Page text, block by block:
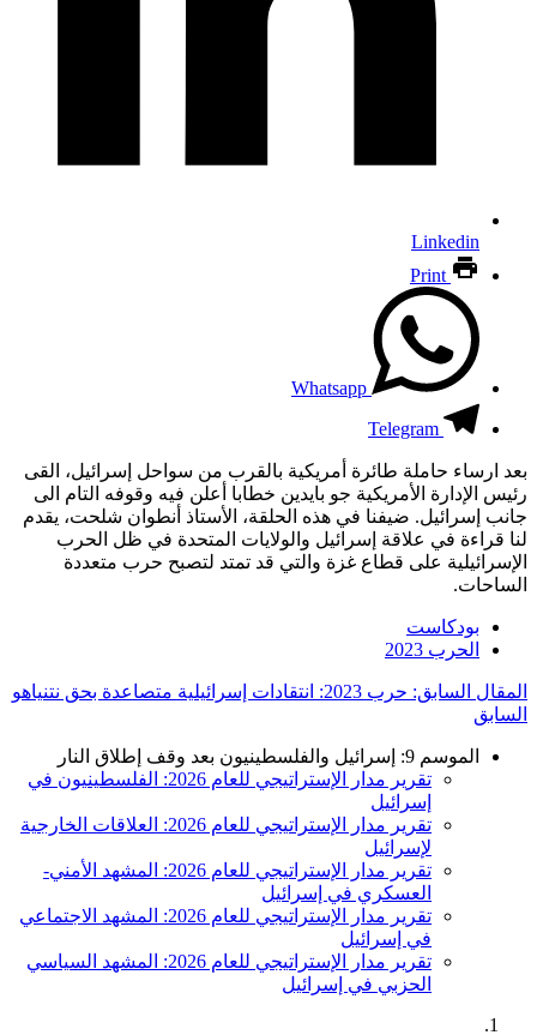
Linkedin
Print
Whatsapp
Telegram
بعد ارساء حاملة طائرة أمريكية بالقرب من سواحل إسرائيل، القى
رئيس الإدارة الأمريكية جو بايدين خطابا أعلن فيه وقوفه التام الى
جانب إسرائيل. ضيفنا في هذه الحلقة، الأستاذ أنطوان شلحت، يقدم
لنا قراءة في علاقة إسرائيل والولايات المتحدة في ظل الحرب
الإسرائيلية على قطاع غزة والتي قد تمتد لتصبح حرب متعددة
الساحات.
بودكاست
الحرب 2023
المقال السابق: حرب 2023: انتقادات إسرائيلية متصاعدة بحق نتنياهو
السابق
الموسم 9: إسرائيل والفلسطينيون بعد وقف إطلاق النار
تقرير مدار الإستراتيجي للعام 2026: الفلسطينيون في
إسرائيل
تقرير مدار الإستراتيجي للعام 2026: العلاقات الخارجية
لإسرائيل
تقرير مدار الإستراتيجي للعام 2026: المشهد الأمني-
العسكري في إسرائيل
تقرير مدار الإستراتيجي للعام 2026: المشهد الاجتماعي
في إسرائيل
تقرير مدار الإستراتيجي للعام 2026: المشهد السياسي
الحزبي في إسرائيل